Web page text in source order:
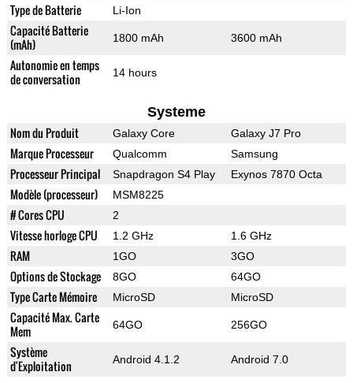
Type de Batterie Li-Ion
Capacité Batterie
(mAh)
1800 mAh 3600 mAh
Autonomie en temps
de conversation
14 hours
Systeme
Nom du Produit Galaxy Core Galaxy J7 Pro
Marque Processeur Qualcomm Samsung
Processeur Principal Snapdragon S4 Play Exynos 7870 Octa
Modèle (processeur) MSM8225
# Cores CPU 2
Vitesse horloge CPU 1.2 GHz 1.6 GHz
RAM 1GO 3GO
Options de Stockage 8GO 64GO
Type Carte Mémoire MicroSD MicroSD
Capacité Max. Carte
Mem
64GO 256GO
Système
d'Exploitation
Android 4.1.2 Android 7.0